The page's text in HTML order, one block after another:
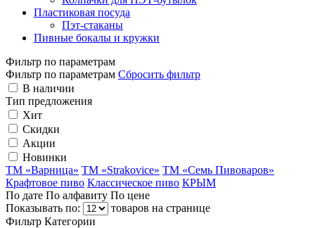
Пластиковая посуда
Пэт-стаканы
Пивные бокалы и кружки
Фильтр по параметрам
Фильтр по параметрам Сбросить фильтр
В наличии
Тип предложения
Хит
Скидки
Акции
Новинки
ТМ «Варница» ТМ «Strakovice» ТМ «Семь Пивоваров»
Крафтовое пиво Классическое пиво КРЫМ
По дате По алфавиту По цене
Показывать по:
товаров на странице
Фильтр Категории